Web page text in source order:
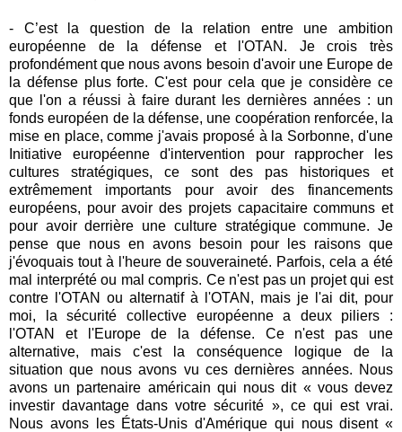
- C’est la question de la relation entre une ambition
européenne de la défense et l'OTAN. Je crois très
profondément que nous avons besoin d'avoir une Europe de
la défense plus forte. C'est pour cela que je considère ce
que l'on a réussi à faire durant les dernières années : un
fonds européen de la défense, une coopération renforcée, la
mise en place, comme j'avais proposé à la Sorbonne, d'une
Initiative européenne d'intervention pour rapprocher les
cultures stratégiques, ce sont des pas historiques et
extrêmement importants pour avoir des financements
européens, pour avoir des projets capacitaire communs et
pour avoir derrière une culture stratégique commune. Je
pense que nous en avons besoin pour les raisons que
j'évoquais tout à l'heure de souveraineté. Parfois, cela a été
mal interprété ou mal compris. Ce n'est pas un projet qui est
contre l'OTAN ou alternatif à l'OTAN, mais je l'ai dit, pour
moi, la sécurité collective européenne a deux piliers :
l'OTAN et l'Europe de la défense. Ce n'est pas une
alternative, mais c'est la conséquence logique de la
situation que nous avons vu ces dernières années. Nous
avons un partenaire américain qui nous dit « vous devez
investir davantage dans votre sécurité », ce qui est vrai.
Nous avons les États-Unis d'Amérique qui nous disent «